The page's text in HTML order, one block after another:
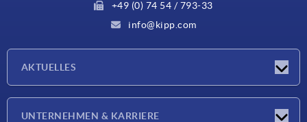
+49 (0) 74 54 / 793-33
info@kipp.com
AKTUELLES
UNTERNEHMEN & KARRIERE